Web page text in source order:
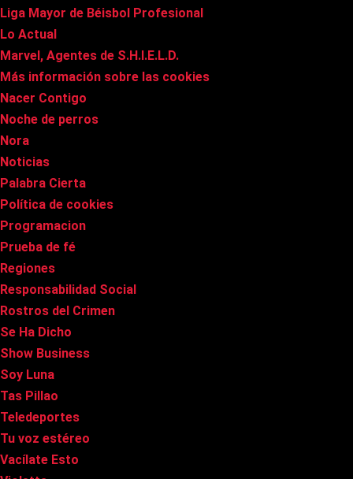
Liga Mayor de Béisbol Profesional
Lo Actual
Marvel, Agentes de S.H.I.E.L.D.
Más información sobre las cookies
Nacer Contigo
Noche de perros
Nora
Noticias
Palabra Cierta
Política de cookies
Programacion
Prueba de fé
Regiones
Responsabilidad Social
Rostros del Crimen
Se Ha Dicho
Show Business
Soy Luna
Tas Pillao
Teledeportes
Tu voz estéreo
Vacílate Esto